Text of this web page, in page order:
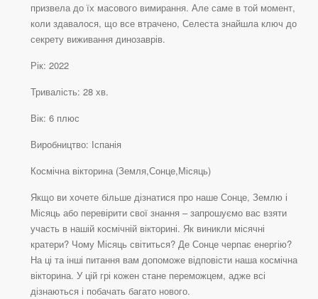
призвела до їх масового вимирання. Але саме в той момент,
коли здавалося, що все втрачено, Селеста знайшла ключ до
секрету виживання динозаврів.
Рік: 2022
Тривалість: 28 хв.
Вік: 6 плюс
Виробництво: Іспанія
Космічна вікторина (Земля,Сонце,Місяць)
Якщо ви хочете більше дізнатися про наше Сонце, Землю і
Місяць або перевірити свої знання – запрошуємо вас взяти
участь в нашій космічній вікторині. Як виникли місячні
кратери? Чому Місяць світиться? Де Сонце черпає енергію?
На ці та інші питання вам допоможе відповісти наша космічна
вікторина. У цій грі кожен стане переможцем, адже всі
дізнаються і побачать багато нового.